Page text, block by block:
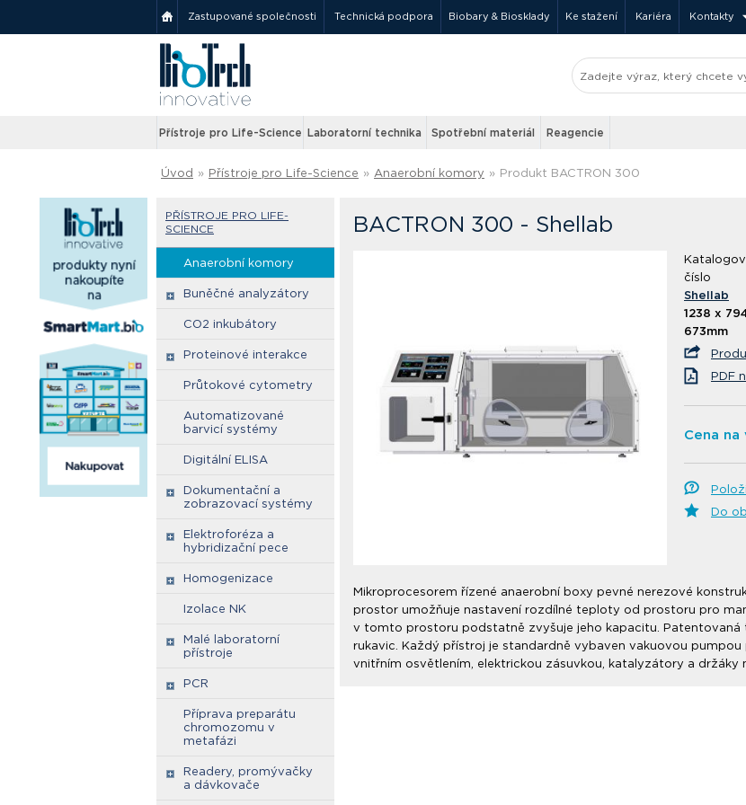
Zastupované společnosti Technická podpora Biobary & Biosklady Ke stažení Kariéra Kontakty
Přístroje pro Life-Science Laboratorní technika Spotřební materiál Reagencie
Úvod » Přístroje pro Life-Science » Anaerobní komory » Produkt BACTRON 300
PŘÍSTROJE PRO LIFE-
SCIENCE
Anaerobní komory
Buněčné analyzátory
CO2 inkubátory
Proteinové interakce
Průtokové cytometry
Automatizované
barvicí systémy
Digitální ELISA
Dokumentační a
zobrazovací systémy
Elektroforéza a
hybridizační pece
Homogenizace
Izolace NK
Malé laboratorní
přístroje
PCR
Příprava preparátu
chromozomu v
metafázi
Readery, promývačky
a dávkovače
BACTRON 300 - Shellab
číslo
Shellab
1238 x
673mm
PDF
Cena na
Do
Mikroprocesorem řízené anaerobní boxy pevné nerezové
prostor umožňuje nastavení rozdílné teploty od prostoru pro
v tomto prostoru podstatně zvyšuje jeho kapacitu.
rukavic. Každý přístroj je standardně vybaven vakuovou
vnitřním osvětlením, elektrickou zásuvkou, katalyzátory a držáky